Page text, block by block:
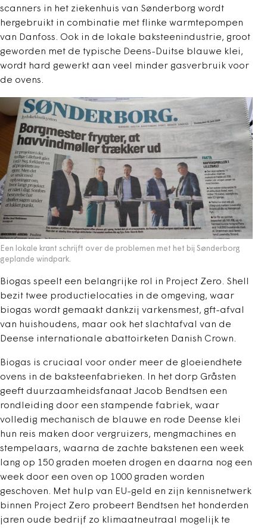
scanners in het ziekenhuis van Sønderborg wordt
hergebruikt in combinatie met flinke warmtepompen
van Danfoss. Ook in de lokale baksteenindustrie, groot
geworden met de typische Deens-Duitse blauwe klei,
wordt hard gewerkt aan veel minder gasverbruik voor
de ovens.
Een lokale krant schrijft over de problemen met het bij Sønderborg
geplande windpark.
Biogas speelt een belangrijke rol in Project Zero. Shell
bezit twee productielocaties in de omgeving, waar
biogas wordt gemaakt dankzij varkensmest, gft-afval
van huishoudens, maar ook het slachtafval van de
Deense internationale abattoirketen Danish Crown.
Biogas is cruciaal voor onder meer de gloeiendhete
ovens in de baksteenfabrieken. In het dorp Gråsten
geeft duurzaamheidsfanaat Jacob Bendtsen een
rondleiding door een stampende fabriek, waar
volledig mechanisch de blauwe en rode Deense klei
hun reis maken door vergruizers, mengmachines en
stempelaars, waarna de zachte bakstenen een week
lang op 150 graden moeten drogen en daarna nog een
week door een oven op 1000 graden worden
geschoven. Met hulp van EU-geld en zijn kennisnetwerk
binnen Project Zero probeert Bendtsen het honderden
jaren oude bedrijf zo klimaatneutraal mogelijk te